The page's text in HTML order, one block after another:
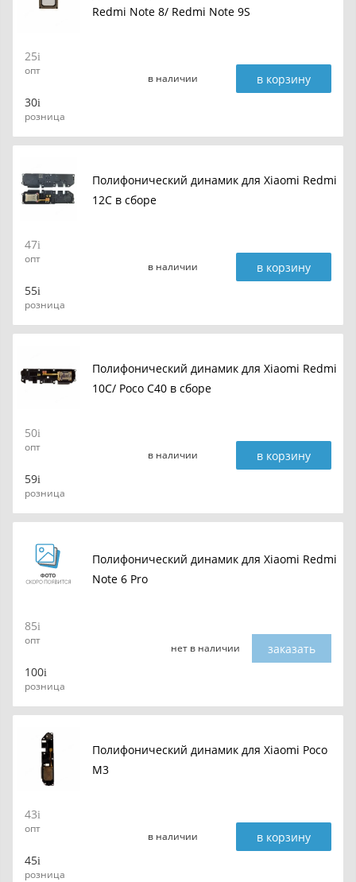
Redmi Note 8/ Redmi Note 9S
25
опт
30
розница
в наличии в корзину
Полифонический динамик для Xiaomi Redmi
12C в сборе
47
опт
55
розница
в наличии в корзину
Полифонический динамик для Xiaomi Redmi
10C/ Poco C40 в сборе
50
опт
59
розница
в наличии в корзину
Полифонический динамик для Xiaomi Redmi
Note 6 Pro
85
опт
100
розница
нет в наличии заказать
Полифонический динамик для Xiaomi Poco
M3
43
опт
45
розница
в наличии в корзину